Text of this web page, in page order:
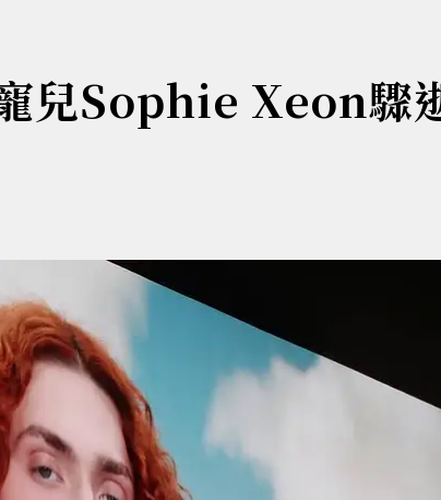
兒Sophie Xeon驟